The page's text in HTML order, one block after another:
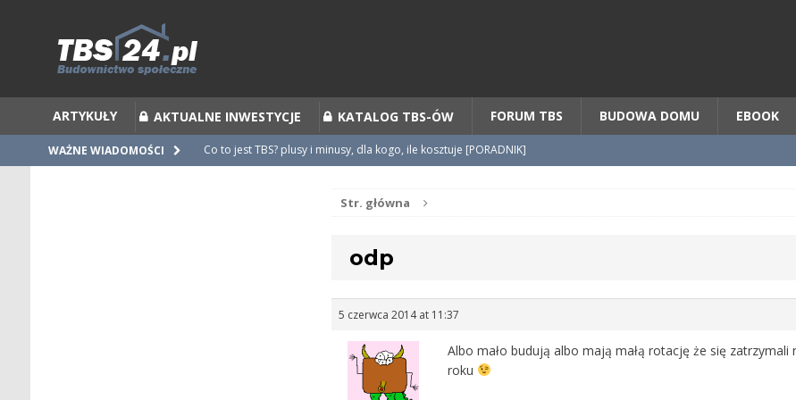
ARTYKUŁY AKTUALNE INWESTYCJE KATALOG TBS-ÓW FORUM TBS BUDOWA DOMU EBOOK
WAŻNE WIADOMOŚCI
Co to jest TBS? plusy i minusy, dla kogo, ile kosztuje [PORADNIK]
Zalecenia do umów i statutów TBS
Ubiegamy się o mieszkanie z TBS [poradnik] KROK po KROKU
Str. główna
odp
5 czerwca 2014 at 11:37
Albo mało budują albo mają małą rotację że się zatrzymali
roku